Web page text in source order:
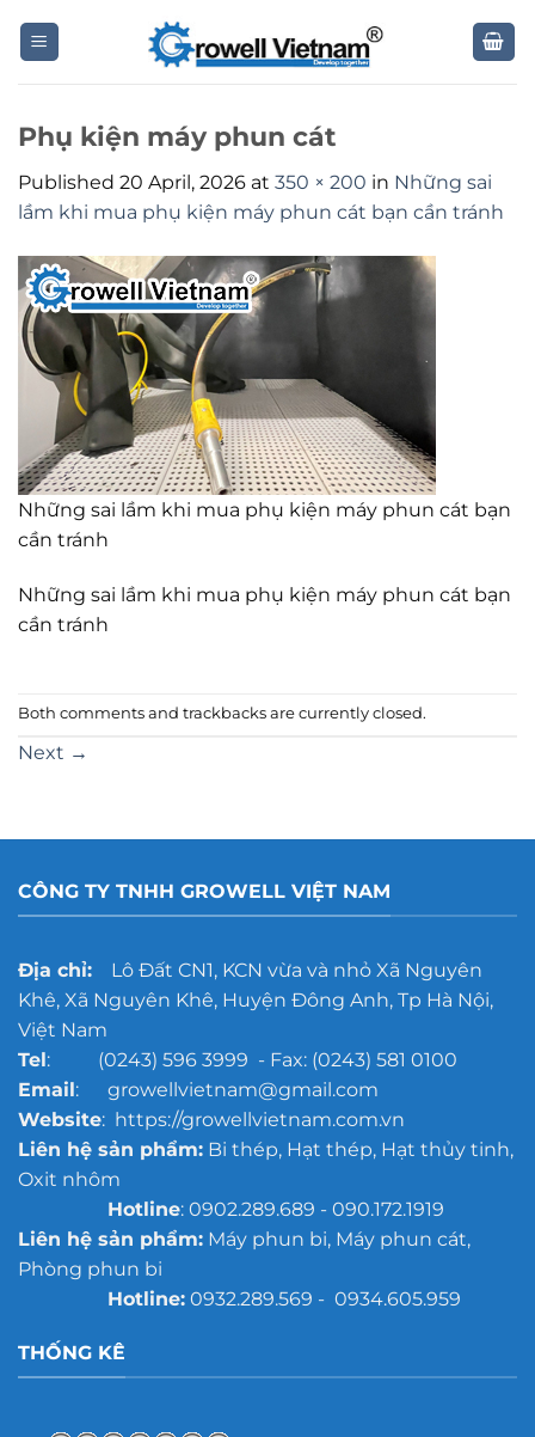
Phụ kiện máy phun cát
Published 20 April, 2026 at 350 × 200 in Những sai
lầm khi mua phụ kiện máy phun cát bạn cần tránh
Những sai lầm khi mua phụ kiện máy phun cát bạn
cần tránh
Những sai lầm khi mua phụ kiện máy phun cát bạn
cần tránh
Both comments and trackbacks are currently closed.
Next →
CÔNG TY TNHH GROWELL VIỆT NAM
Địa chỉ:Lô Đất CN1, KCN vừa và nhỏ Xã Nguyên
Khê, Xã Nguyên Khê, Huyện Đông Anh, Tp Hà Nội,
Việt Nam
Tel: (0243) 596 3999 - Fax: (0243) 581 0100
Email: growellvietnam@gmail.com
Website: https://growellvietnam.com.vn
Liên hệ sản phẩm:Bi thép, Hạt thép, Hạt thủy tinh,
Oxit nhôm
Hotline: 0902.289.689 - 090.172.1919
Liên hệ sản phẩm:Máy phun bi, Máy phun cát,
Phòng phun bi
Hotline:0932.289.569 - 0934.605.959
THỐNG KÊ